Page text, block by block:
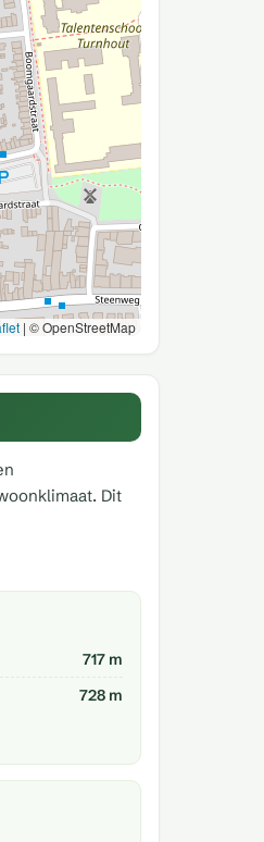
| © OpenStreetMap
Dit
717 m
728 m